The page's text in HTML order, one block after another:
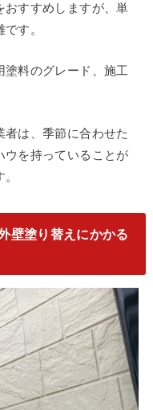
おすすめしますが、単
す。
塗料のグレード、施工
は、季節に合わせた
ウを持っていることが
壁塗り替えにかかる